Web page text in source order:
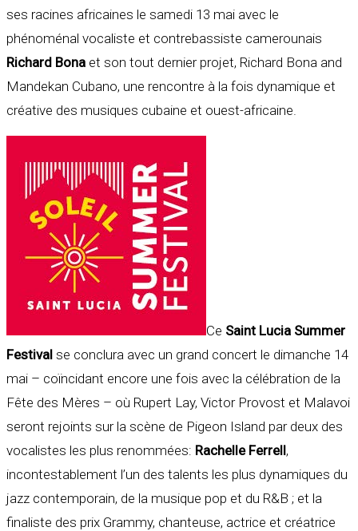
ses racines africaines le samedi 13 mai avec le
phénoménal vocaliste et contrebassiste camerounais
Richard Bona et son tout dernier projet, Richard Bona and
Mandekan Cubano, une rencontre à la fois dynamique et
créative des musiques cubaine et ouest-africaine.
Ce Saint Lucia Summer
Festival se conclura avec un grand concert le dimanche 14
mai – coïncidant encore une fois avec la célébration de la
Fête des Mères – où Rupert Lay, Victor Provost et Malavoi
seront rejoints sur la scène de Pigeon Island par deux des
vocalistes les plus renommées: Rachelle Ferrell,
incontestablement l’un des talents les plus dynamiques du
jazz contemporain, de la musique pop et du R&B ; et la
finaliste des prix Grammy, chanteuse, actrice et créatrice